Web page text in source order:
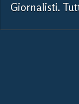
Giornalisti.